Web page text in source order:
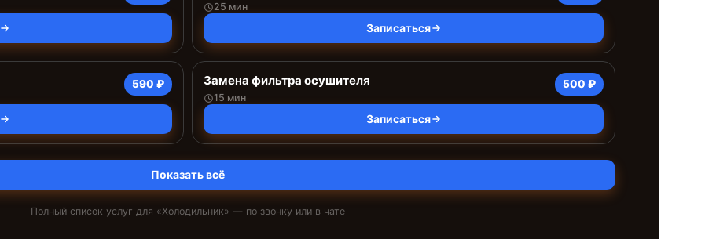
25 мин
Записаться
590 ₽ Замена фильтра осушителя
15 мин
500 ₽
Записаться
Показать всё
Полный список услуг для «Холодильник» — по звонку или в чате